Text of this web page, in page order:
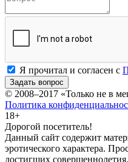
Я прочитал и согласен с
Задать вопрос
© 2008–2017 «Только не в
Политика
18+
Дорогой посетитель!
Данный сайт содержит
эротического характера.
достигших совершеннолетия.